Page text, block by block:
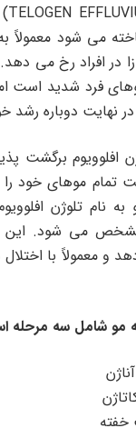
می شود معمولاً
در افراد رخ می
فرد شدید است
نهایت دوباره رشد
افلوویوم برگشت
تمام موهای خود
نام تلوژن
می شود. این
و معمولاً با
مو شامل سه مرحله
خفته